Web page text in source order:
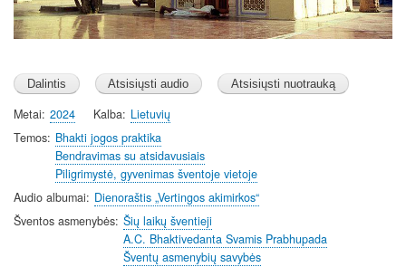
Metai 2024 Kalba Lietuvių
Temos Bhakti jogos praktika
Bendravimas su atsidavusiais
Piligrimystė, gyvenimas šventoje vietoje
Audio albumai
Dienoraštis „Vertingos akimirkos“
Šventos asmenybės Šių laikų šventieji
A.C. Bhaktivedanta Svamis Prabhupada
Šventų asmenybių savybės